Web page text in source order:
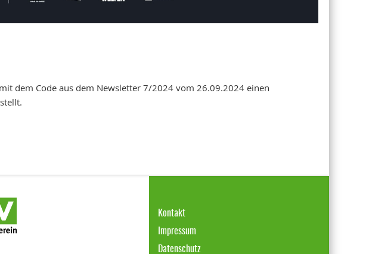
dem Code aus dem Newsletter 7/2024 vom 26.09.2024 einen
Kontakt
Impressum
Datenschutz